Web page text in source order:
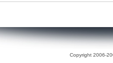
Copyright 2006-